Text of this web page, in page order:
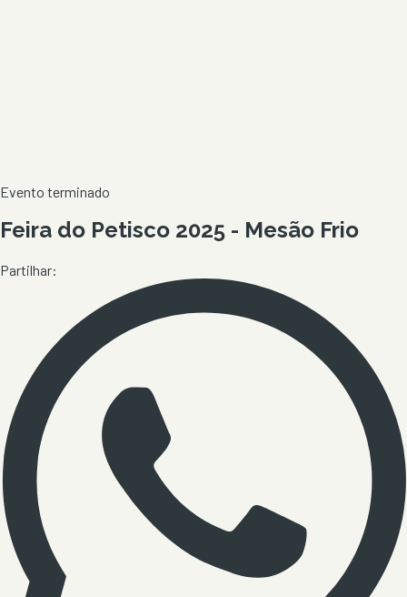
Evento terminado
Feira do Petisco 2025 - Mesão Frio
Partilhar: